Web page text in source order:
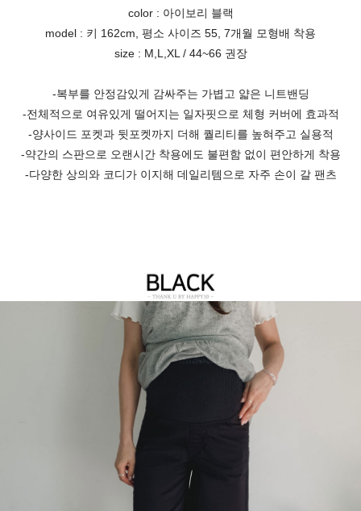
color : 아이보리 블랙
model : 키 162cm, 평소 사이즈 55, 7개월 모형배 착용
size : M,L,XL / 44~66 권장
-복부를 안정감있게 감싸주는 가볍고 얇은 니트밴딩
-전체적으로 여유있게 떨어지는 일자핏으로 체형 커버에 효과적
-양사이드 포켓과 뒷포켓까지 더해 퀄리티를 높혀주고 실용적
-약간의 스판으로 오랜시간 착용에도 불편함 없이 편안하게 착용
-다양한 상의와 코디가 이지해 데일리템으로 자주 손이 갈 팬츠